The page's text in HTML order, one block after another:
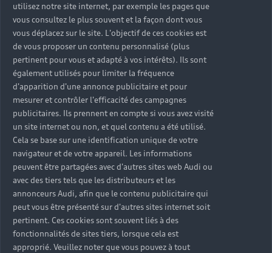
utilisez notre site internet, par exemple les pages que
vous consultez le plus souvent et la façon dont vous
vous déplacez sur le site. L'objectif de ces cookies est
de vous proposer un contenu personnalisé (plus
pertinent pour vous et adapté à vos intérêts). Ils sont
également utilisés pour limiter la fréquence
d'apparition d'une annonce publicitaire et pour
mesurer et contrôler l'efficacité des campagnes
publicitaires. Ils prennent en compte si vous avez visité
un site internet ou non, et quel contenu a été utilisé.
Cela se base sur une identification unique de votre
navigateur et de votre appareil. Les informations
peuvent être partagées avec d'autres sites web Audi ou
avec des tiers tels que les distributeurs et les
annonceurs Audi, afin que le contenu publicitaire qui
peut vous être présenté sur d'autres sites internet soit
pertinent. Ces cookies sont souvent liés à des
fonctionnalités de sites tiers, lorsque cela est
approprié. Veuillez noter que vous pouvez à tout